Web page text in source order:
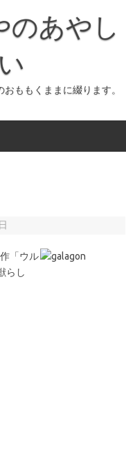
のあやし
ももくままに綴ります。
「ウル
らし